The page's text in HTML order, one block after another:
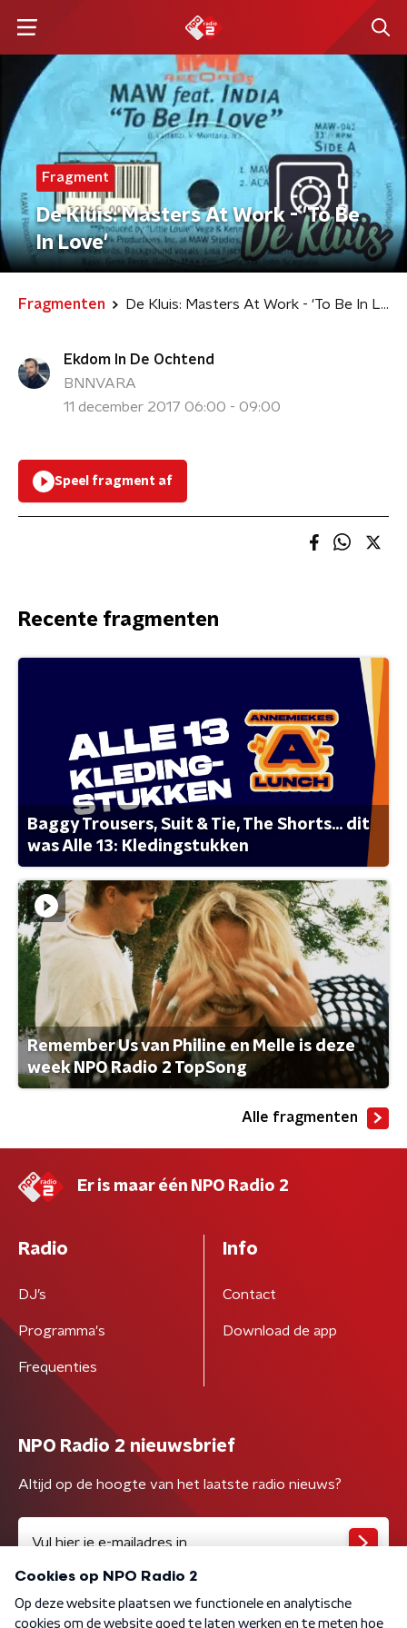
Fragment
De Kluis: Masters At Work - 'To Be
In Love'
Fragmenten De Kluis: Masters At Work - 'To Be In Love'
Ekdom In De Ochtend
BNNVARA
11 december 2017 06:00 - 09:00
Speel fragment af
Recente fragmenten
Baggy Trousers, Suit & Tie, The Shorts... dit
was Alle 13: Kledingstukken
Remember Us van Philine en Melle is deze
week NPO Radio 2 TopSong
Alle fragmenten
Er is maar één NPO Radio 2
Radio
DJ’s
Programma's
Frequenties
Info
Contact
Download de app
NPO Radio 2 nieuwsbrief
Altijd op de hoogte van het laatste radio nieuws?